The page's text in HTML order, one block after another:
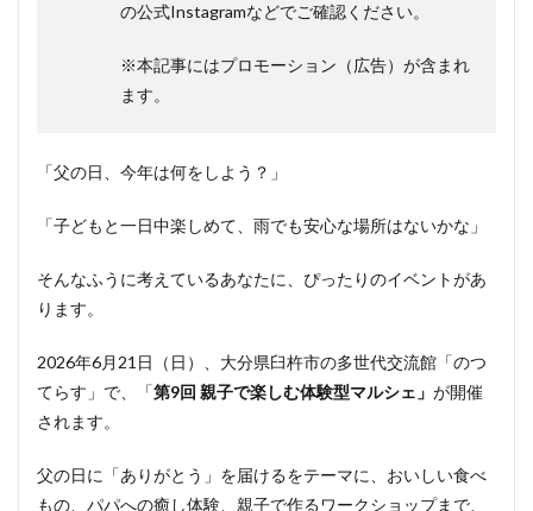
の公式Instagramなどでご確認ください。
※本記事にはプロモーション（広告）が含まれ
ます。
「父の日、今年は何をしよう？」
「子どもと一日中楽しめて、雨でも安心な場所はないかな」
そんなふうに考えているあなたに、ぴったりのイベントがあ
ります。
2026年6月21日（日）、大分県臼杵市の多世代交流館「のつ
てらす」で、「第9回 親子で楽しむ体験型マルシェ」 が開催
されます。
父の日に「ありがとう」を届けるをテーマに、おいしい食べ
もの、パパへの癒し体験、親子で作るワークショップまで、